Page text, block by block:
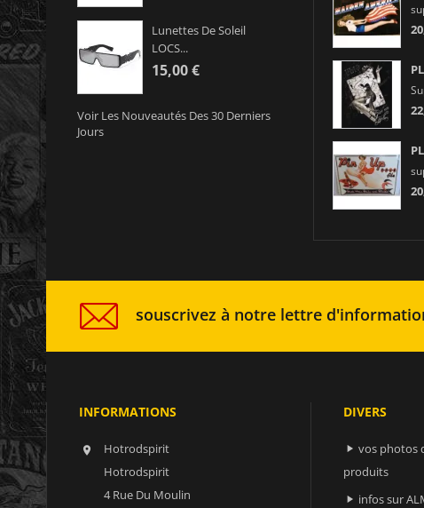
Lunettes De Soleil
LOCS...
15,00 €
Voir Les Nouveautés Des 30 Derniers
Jours
souscrivez à notre lettre
INFORMATIONS

Hotrodspirit
Hotrodspirit
4 Rue Du Moulin
DIVERS
 vos photos
produits
 infos sur